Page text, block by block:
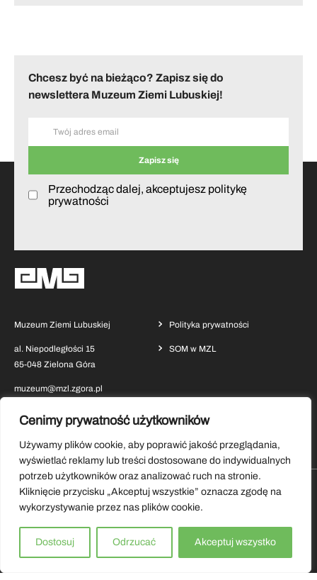
Cenimy prywatność użytkowników
Używamy plików cookie, aby poprawić jakość przeglądania,
wyświetlać reklamy lub treści dostosowane do indywidualnych
potrzeb użytkowników oraz analizować ruch na stronie.
Kliknięcie przycisku „Akceptuj wszystkie” oznacza zgodę na
wykorzystywanie przez nas plików cookie.
Dostosuj Odrzucać Akceptuj wszystko
Chcesz być na bieżąco? Zapisz się do
newslettera Muzeum Ziemi Lubuskiej!
Przechodząc dalej, akceptujesz politykę
prywatności
Muzeum Ziemi Lubuskiej
al. Niepodległości 15
65-048 Zielona Góra
muzeum@mzl.zgora.pl
Polityka prywatności
SOM w MZL
Wszystkie prawa zastrzeżone.
Pobierz aplikację Muzeum Ziemi Lubuskiej